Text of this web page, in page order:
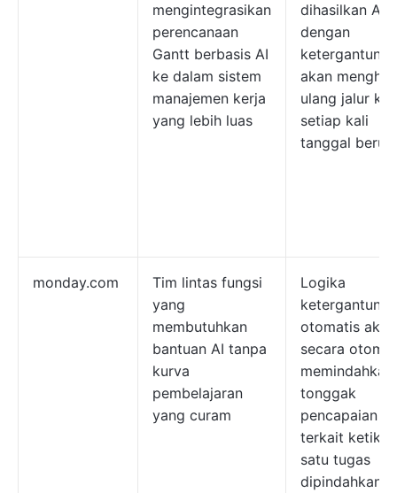
mengintegrasikan
perencanaan
Gantt berbasis AI
ke dalam sistem
manajemen kerja
yang lebih luas
dihasilkan AI
dengan
akan
ulang jalur
setiap kali
tanggal
monday.com
Tim lintas fungsi
yang
membutuhkan
bantuan AI tanpa
kurva
pembelajaran
yang curam
Logika
otomatis akan
secara
memindahkan
tonggak
pencapaian
terkait ketika
satu tugas
dipindahkan